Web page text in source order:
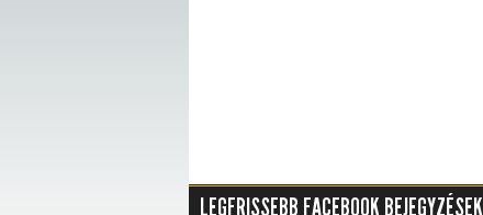
LEGFRISSEBB FACEBOOK BEJEGYZÉSEK